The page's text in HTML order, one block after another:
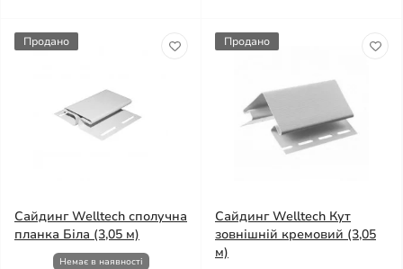
Продано
Сайдинг Welltech сполучна
планка Біла (3,05 м)
Немає в наявності
Продано
Сайдинг Welltech Кут
зовнішній кремовий (3,05
м)